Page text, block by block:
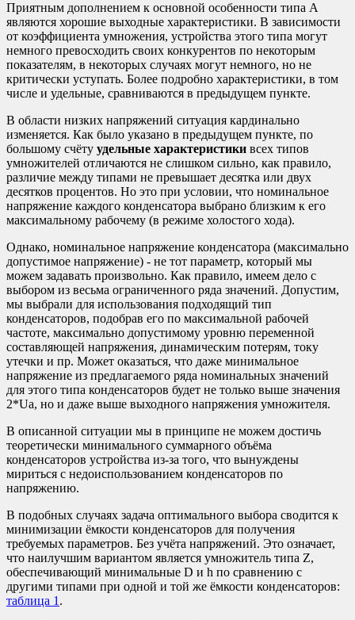
Приятным дополнением к основной особенности типа A
являются хорошие выходные характеристики. В зависимости
от коэффициента умножения, устройства этого типа могут
немного превосходить своих конкурентов по некоторым
показателям, в некоторых случаях могут немного, но не
критически уступать. Более подробно характеристики, в том
числе и удельные, сравниваются в предыдущем пункте.
В области низких напряжений ситуация кардинально
изменяется. Как было указано в предыдущем пункте, по
большому счёту удельные характеристики всех типов
умножителей отличаются не слишком сильно, как правило,
различие между типами не превышает десятка или двух
десятков процентов. Но это при условии, что номинальное
напряжение каждого конденсатора выбрано близким к его
максимальному рабочему (в режиме холостого хода).
Однако, номинальное напряжение конденсатора (максимально
допустимое напряжение) - не тот параметр, который мы
можем задавать произвольно. Как правило, имеем дело с
выбором из весьма ограниченного ряда значений. Допустим,
мы выбрали для использования подходящий тип
конденсаторов, подобрав его по максимальной рабочей
частоте, максимально допустимому уровню переменной
составляющей напряжения, динамическим потерям, току
утечки и пр. Может оказаться, что даже минимальное
напряжение из предлагаемого ряда номинальных значений
для этого типа конденсаторов будет не только выше значения
2*Ua, но и даже выше выходного напряжения умножителя.
В описанной ситуации мы в принципе не можем достичь
теоретически минимального суммарного объёма
конденсаторов устройства из-за того, что вынуждены
мириться с недоиспользованием конденсаторов по
напряжению.
В подобных случаях задача оптимального выбора сводится к
минимизации ёмкости конденсаторов для получения
требуемых параметров. Без учёта напряжений. Это означает,
что наилучшим вариантом является умножитель типа Z,
обеспечивающий минимальные D и h по сравнению с
другими типами при одной и той же ёмкости конденсаторов:
таблица 1 .